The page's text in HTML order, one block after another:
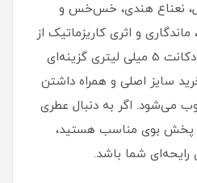
نعناع هندی، خس‌خس و
و اثری کاریزماتیک از
شما بر جای می‌گذارد. این دکانت 5 میلی لیتری گزینه‌ای
سایز اصلی و همراه داشتن
می‌شود. اگر به‌ دنبال عطری
پخش بوی مناسب هستید،
رایحه‌ای شما باشد.